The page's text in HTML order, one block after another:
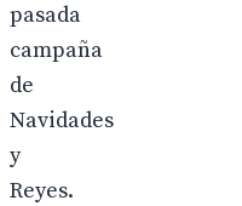
pasada
campaña
de
Navidades
y
Reyes.